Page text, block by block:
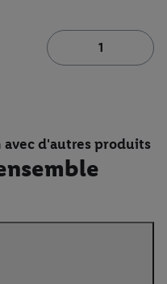
d'autres produits